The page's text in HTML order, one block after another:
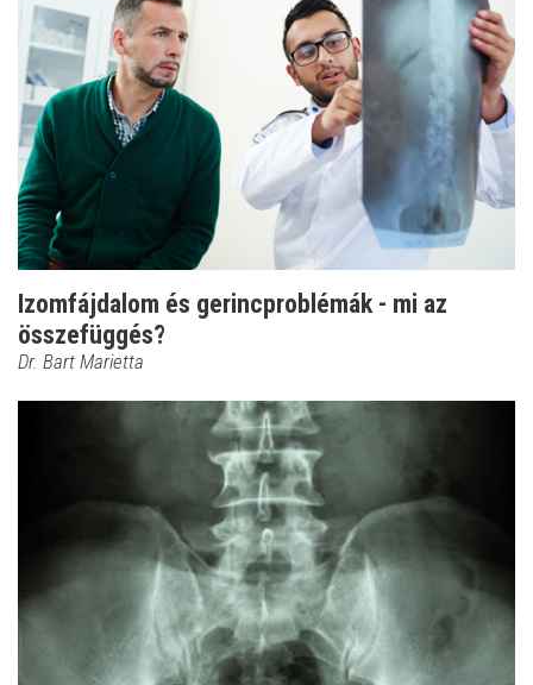
Izomfájdalom és gerincproblémák - mi az
összefüggés?
Dr. Bart Marietta